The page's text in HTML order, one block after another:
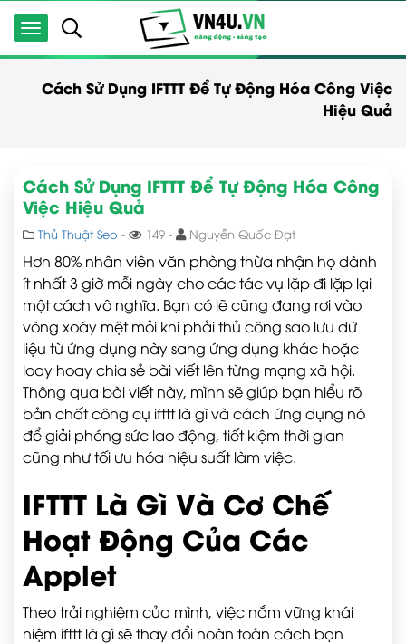
Cách Sử Dụng IFTTT Để Tự Động Hóa Công Việc
Hiệu Quả
Cách Sử Dụng IFTTT Để Tự Động Hóa Công
Việc Hiệu Quả
Thủ Thuật Seo - 149 - Nguyễn Quốc Đạt
Hơn 80% nhân viên văn phòng thừa nhận họ dành
ít nhất 3 giờ mỗi ngày cho các tác vụ lặp đi lặp lại
một cách vô nghĩa. Bạn có lẽ cũng đang rơi vào
vòng xoáy mệt mỏi khi phải thủ công sao lưu dữ
liệu từ ứng dụng này sang ứng dụng khác hoặc
loay hoay chia sẻ bài viết lên từng mạng xã hội.
Thông qua bài viết này, mình sẽ giúp bạn hiểu rõ
bản chất công cụ ifttt là gì và cách ứng dụng nó
để giải phóng sức lao động, tiết kiệm thời gian
cũng như tối ưu hóa hiệu suất làm việc.
IFTTT Là Gì Và Cơ Chế
Hoạt Động Của Các
Applet
Theo trải nghiệm của mình, việc nắm vững khái
niệm ifttt là gì sẽ thay đổi hoàn toàn cách bạn